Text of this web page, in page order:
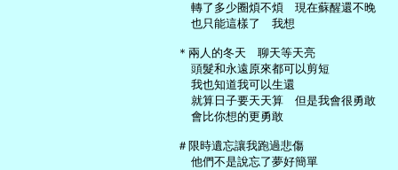
     轉了多少圈煩不煩　現在蘇醒還不晚
     也只能這樣了　我想
   ＊兩人的冬天　聊天等天亮
     頭髮和永遠原來都可以剪短
     我也知道我可以生還
     就算日子要天天算　但是我會很勇敢
     會比你想的更勇敢
   ＃限時遺忘讓我跑過悲傷
     他們不是說忘了夢好簡單